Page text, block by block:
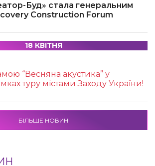
Буд» стала генеральним
Construction Forum
18 КВІТНЯ
“Весняна акустика” у
туру містами Заходу України!
БІЛЬШЕ НОВИН